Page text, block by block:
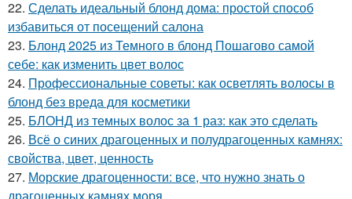
22. Сделать идеальный блонд дома: простой способ
избавиться от посещений салона
23. Блонд 2025 из Темного в блонд Пошагово самой
себе: как изменить цвет волос
24. Профессиональные советы: как осветлять волосы в
блонд без вреда для косметики
25. БЛОНД из темных волос за 1 раз: как это сделать
26. Всё о синих драгоценных и полудрагоценных камнях:
свойства, цвет, ценность
27. Морские драгоценности: все, что нужно знать о